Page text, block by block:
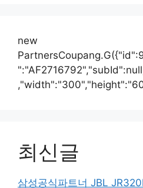
new
최신글
삼성공식파트너 JBL